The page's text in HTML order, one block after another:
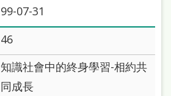
99-07-31
46
知識社會中的終身學習-相約共
同成長